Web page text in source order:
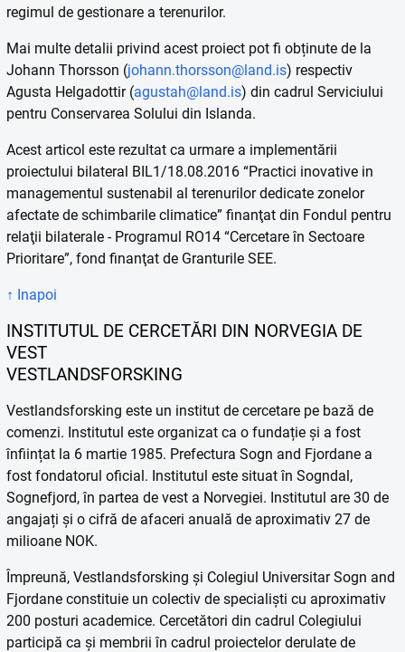
regimul de gestionare a terenurilor.
Mai multe detalii privind acest proiect pot fi obținute de la
Johann Thorsson (johann.thorsson@land.is) respectiv
Agusta Helgadottir (agustah@land.is) din cadrul Serviciului
pentru Conservarea Solului din Islanda.
Acest articol este rezultat ca urmare a implementării
proiectului bilateral BIL1/18.08.2016 “Practici inovative in
managementul sustenabil al terenurilor dedicate zonelor
afectate de schimbarile climatice” finanţat din Fondul pentru
relaţii bilaterale - Programul RO14 “Cercetare în Sectoare
Prioritare”, fond finanţat de Granturile SEE.
↑ Inapoi
INSTITUTUL DE CERCETĂRI DIN NORVEGIA DE
VEST
VESTLANDSFORSKING
Vestlandsforsking este un institut de cercetare pe bază de
comenzi. Institutul este organizat ca o fundație și a fost
înființat la 6 martie 1985. Prefectura Sogn and Fjordane a
fost fondatorul oficial. Institutul este situat în Sogndal,
Sognefjord, în partea de vest a Norvegiei. Institutul are 30 de
angajați și o cifră de afaceri anuală de aproximativ 27 de
milioane NOK.
Împreună, Vestlandsforsking și Colegiul Universitar Sogn and
Fjordane constituie un colectiv de specialiști cu aproximativ
200 posturi academice. Cercetători din cadrul Colegiului
participă ca și membrii în cadrul proiectelor derulate de